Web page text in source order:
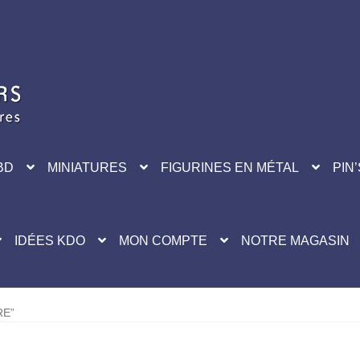
MINIATURES FIGURINES EN MÉTAL
IDÉES KDO MON COMPTE NOTRE MAGASIN